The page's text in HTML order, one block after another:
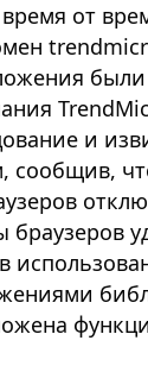
от
были
и
сообщив,